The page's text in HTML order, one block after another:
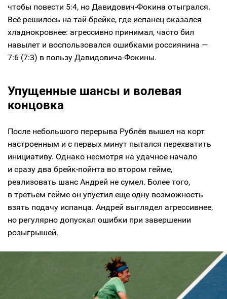
чтобы повести 5:4, но Давидович-Фокина отыгрался.
Всё решилось на тай-брейке, где испанец оказался
хладнокровнее: агрессивно принимал, часто бил
навылет и воспользовался ошибками россиянина —
7:6 (7:3) в пользу Давидовича-Фокины.
Упущенные шансы и волевая
концовка
После небольшого перерыва Рублёв вышел на корт
настроенным и с первых минут пытался перехватить
инициативу. Однако несмотря на удачное начало
и сразу два брейк-пойнта во втором гейме,
реализовать шанс Андрей не сумел. Более того,
в третьем гейме он упустил еще одну возможность
взять подачу испанца. Андрей выглядел агрессивнее,
но регулярно допускал ошибки при завершении
розыгрышей.